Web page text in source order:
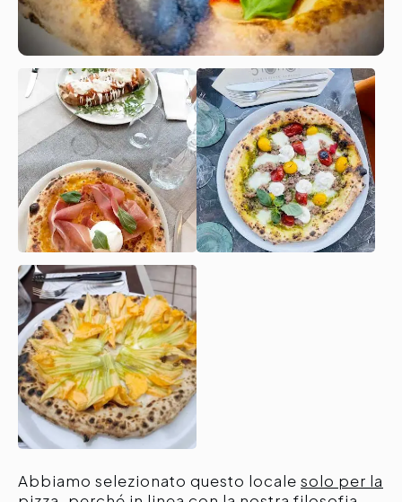
Abbiamo selezionato questo locale solo per la